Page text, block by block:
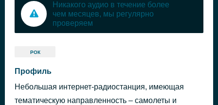
Никакого аудио в течение более
чем месяцев, мы регулярно
проверяем
РОК
Профиль
Небольшая интернет-радиостанция, имеющая
тематическую направленность – самолеты и